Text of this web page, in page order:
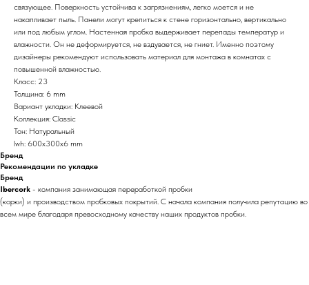
связующее. Поверхность устойчива к загрязнениям, легко моется и не
накапливает пыль. Панели могут крепиться к стене горизонтально, вертикально
или под любым углом. Настенная пробка выдерживает перепады температур и
влажности. Он не деформируется, не вздувается, не гниет. Именно поэтому
дизайнеры рекомендуют использовать материал для монтажа в комнатах с
повышенной влажностью.
Класс: 23
Толщина: 6 mm
Вариант укладки: Клеевой
Коллекция: Classic
Тон: Натуральный
lwh: 600x300x6 mm
Бренд
Рекомендации по укладке
Бренд
Ibercork - компания занимающая переработкой пробки
(корки) и производством пробковых покрытий. С начала компания получила репутацию во
всем мире благодаря превосходному качеству наших продуктов пробки.